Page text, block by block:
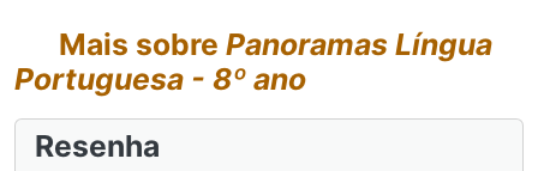
Mais sobre Panoramas Língua
Portuguesa - 8º ano
Resenha